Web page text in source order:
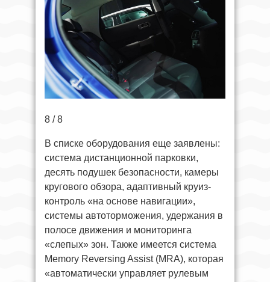
8 / 8
В списке оборудования еще заявлены:
система дистанционной парковки,
десять подушек безопасности, камеры
кругового обзора, адаптивный круиз-
контроль «на основе навигации»,
системы автоторможения, удержания в
полосе движения и мониторинга
«слепых» зон. Также имеется система
Memory Reversing Assist (MRA), которая
«автоматически управляет рулевым